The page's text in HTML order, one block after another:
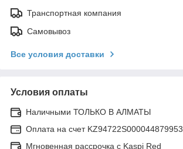
Транспортная компания
Самовывоз
Все условия доставки
Условия оплаты
Наличными ТОЛЬКО В АЛМАТЫ
Оплата на счет KZ94722S000044879953
Мгновенная рассрочка с Kaspi Red